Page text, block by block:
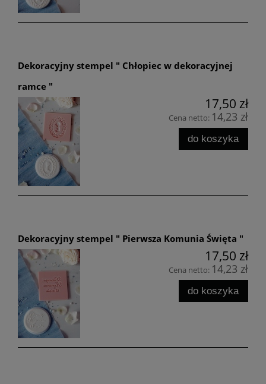
Dekoracyjny stempel " Chłopiec w dekoracyjnej
ramce "
17,50 zł
Cena netto: 14,23 zł
do koszyka
Dekoracyjny stempel " Pierwsza Komunia Święta "
17,50 zł
Cena netto: 14,23 zł
do koszyka